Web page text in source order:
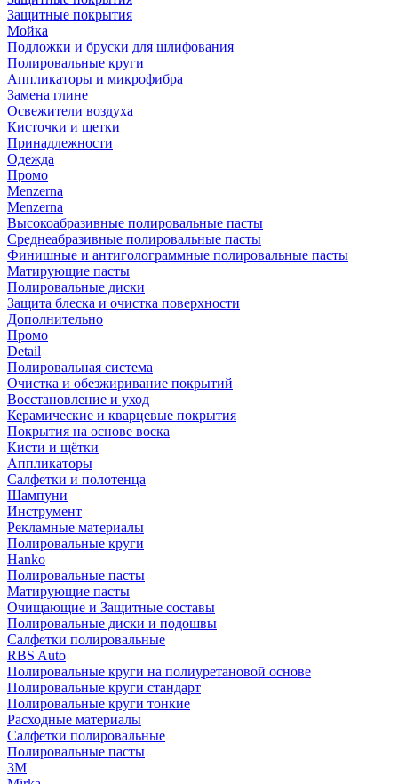
Защитные покрытия
Мойка
Подложки и бруски для шлифования
Полировальные круги
Аппликаторы и микрофибра
Замена глине
Освежители воздуха
Кисточки и щетки
Принадлежности
Одежда
Промо
Menzerna
Menzerna
Высокоабразивные полировальные пасты
Среднеабразивные полировальные пасты
Финишные и антиголограммные полировальные пасты
Матирующие пасты
Полировальные диски
Защита блеска и очистка поверхности
Дополнительно
Промо
Detail
Полировальная система
Очистка и обезжиривание покрытий
Восстановление и уход
Керамические и кварцевые покрытия
Покрытия на основе воска
Кисти и щётки
Аппликаторы
Салфетки и полотенца
Шампуни
Инструмент
Рекламные материалы
Полировальные круги
Hanko
Полировальные пасты
Матирующие пасты
Очищающие и Защитные составы
Полировальные диски и подошвы
Салфетки полировальные
RBS Auto
Полировальные круги на полиуретановой основе
Полировальные круги стандарт
Полировальные круги тонкие
Расходные материалы
Салфетки полировальные
Полировальные пасты
3М